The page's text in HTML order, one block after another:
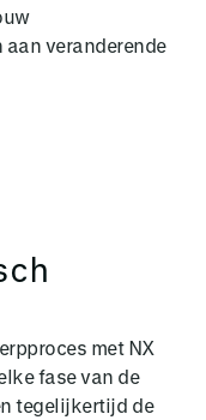
veranderende
met NX
fase van de
tegelijkertijd de